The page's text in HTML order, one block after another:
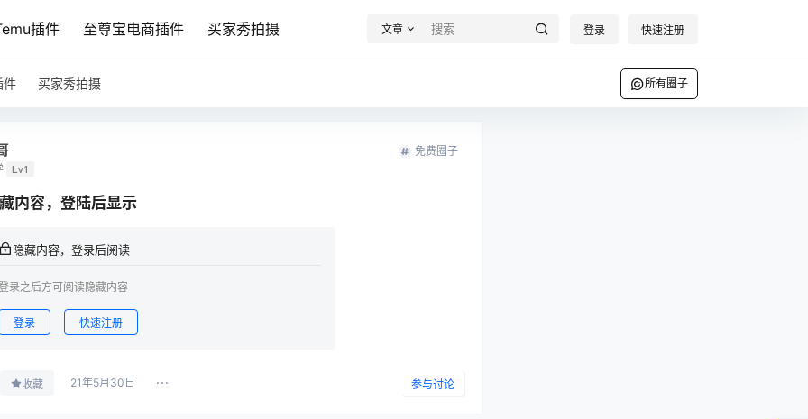
插件 至尊宝电商插件 买家秀拍摄 文章 登录 快速注册
件 买家秀拍摄 所有圈子
Lv1
免费圈子
内容，登陆后显示
隐藏内容，登录后阅读
录之后方可阅读隐藏内容
登录 快速注册
收藏 21年5月30日 参与讨论